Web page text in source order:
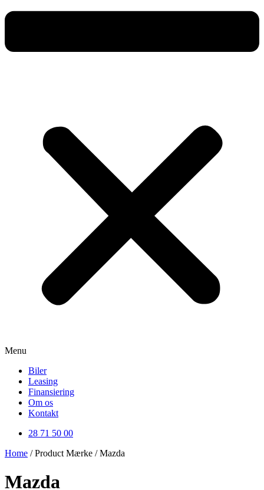
Menu
Biler
Leasing
Finansiering
Om os
Kontakt
28 71 50 00
Home / Product Mærke / Mazda
Mazda